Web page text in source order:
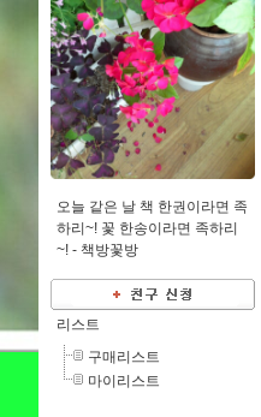
오늘 같은 날 책 한권이라면 족
하리~! 꽃 한송이라면 족하리
~! - 책방꽃방
리스트
구매리스트
마이리스트